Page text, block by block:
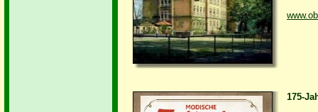
175-